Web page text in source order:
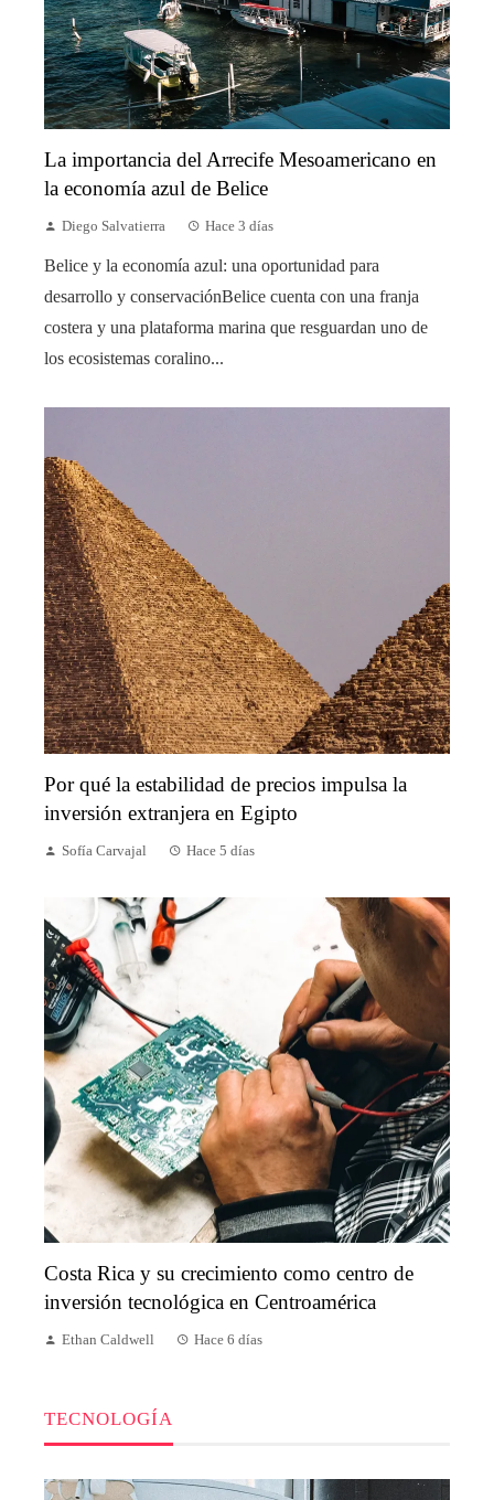
La importancia del Arrecife Mesoamericano en
la economía azul de Belice
Diego Salvatierra Hace 3 días
Belice y la economía azul: una oportunidad para
desarrollo y conservaciónBelice cuenta con una franja
costera y una plataforma marina que resguardan uno de
los ecosistemas coralino...
Por qué la estabilidad de precios impulsa la
inversión extranjera en Egipto
Sofía Carvajal Hace 5 días
Costa Rica y su crecimiento como centro de
inversión tecnológica en Centroamérica
Ethan Caldwell Hace 6 días
TECNOLOGÍA